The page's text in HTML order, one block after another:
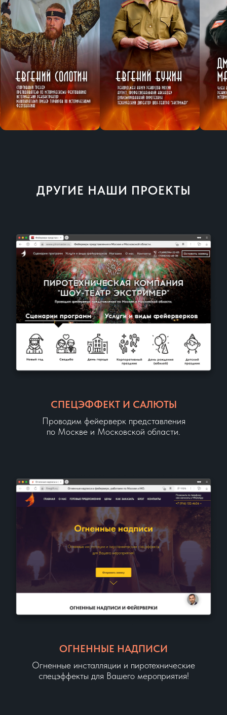
ДРУГИЕ НАШИ ПРОЕКТЫ
СПЕЦЭФФЕКТ И САЛЮТЫ
Проводим фейерверк представления
по Москве и Московской области.
ОГНЕННЫЕ НАДПИСИ
Огненные инсталляции и пиротехнические
спецэффекты для Вашего мероприятия!